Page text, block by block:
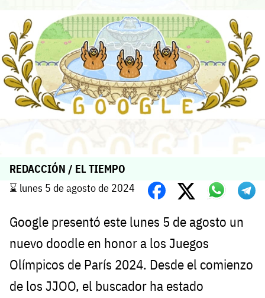
REDACCIÓN / EL TIEMPO
⌛️ lunes 5 de agosto de 2024
Google presentó este lunes 5 de agosto un
nuevo doodle en honor a los Juegos
Olímpicos de París 2024. Desde el comienzo
de los JJOO, el buscador ha estado